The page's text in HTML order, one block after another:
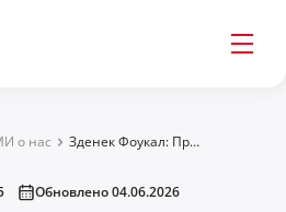
о нас Зденек Фоукал: Продукт должен быть простым для понимания и уникальным
Обновлено 04.06.2026